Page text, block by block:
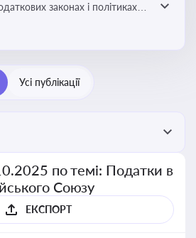
законах і політиках
що впливають на бізнес-
Усі публікації
по темі: Податки в
Союзу
ЕКСПОРТ